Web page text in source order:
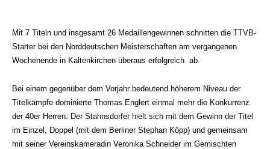
Mit 7 Titeln und insgesamt 26 Medaillengewinnen schnitten die TTVB-
Starter bei den Norddeutschen Meisterschaften am vergangenen
Wochenende in Kaltenkirchen überaus erfolgreich ab.
Bei einem gegenüber dem Vorjahr bedeutend höherem Niveau der
Titelkämpfe dominierte Thomas Englert einmal mehr die Konkurrenz
der 40er Herren. Der Stahnsdorfer hielt sich mit dem Gewinn der Titel
im Einzel, Doppel (mit dem Berliner Stephan Köpp) und gemeinsam
mit seiner Vereinskameradin Veronika Schneider im Gemischten